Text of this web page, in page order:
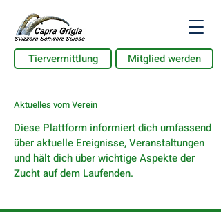
Tiervermittlung Mitglied werden
Aktuelles vom Verein
Diese Plattform informiert dich umfassend
über aktuelle Ereignisse, Veranstaltungen
und hält dich über wichtige Aspekte der
Zucht auf dem Laufenden.